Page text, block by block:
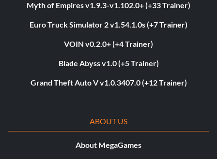
Myth of Empires v1.9.3-v1.102.0+ (+33 Trainer)
Euro Truck Simulator 2 v1.54.1.0s (+7 Trainer)
VOIN v0.2.0+ (+4 Trainer)
Blade Abyss v1.0 (+5 Trainer)
Grand Theft Auto V v1.0.3407.0 (+12 Trainer)
ABOUT US
About MegaGames